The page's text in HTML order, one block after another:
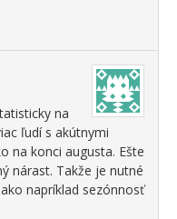
na
ľudí s akútnymi
na konci augusta. Ešte
nárast. Takže je nutné
napríklad sezónnosť